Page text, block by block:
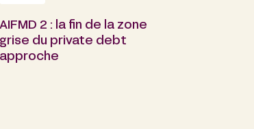
AIFMD 2 : la fin de la zone
grise du private debt
approche